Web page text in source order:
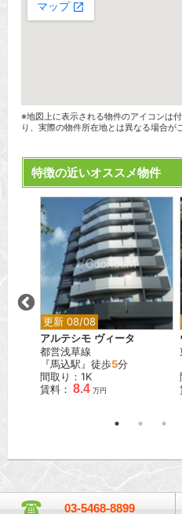
※地図上に表示される物件のアイコンは
り、実際の物件所在地とは異なる場合が
特徴の近いオススメ物件
更新 08/08
アルテシモ ヴィータ
都営浅草線
『馬込駅』徒歩5分
間取り：1K
賃料： 8.4 万円
03-5468-8899